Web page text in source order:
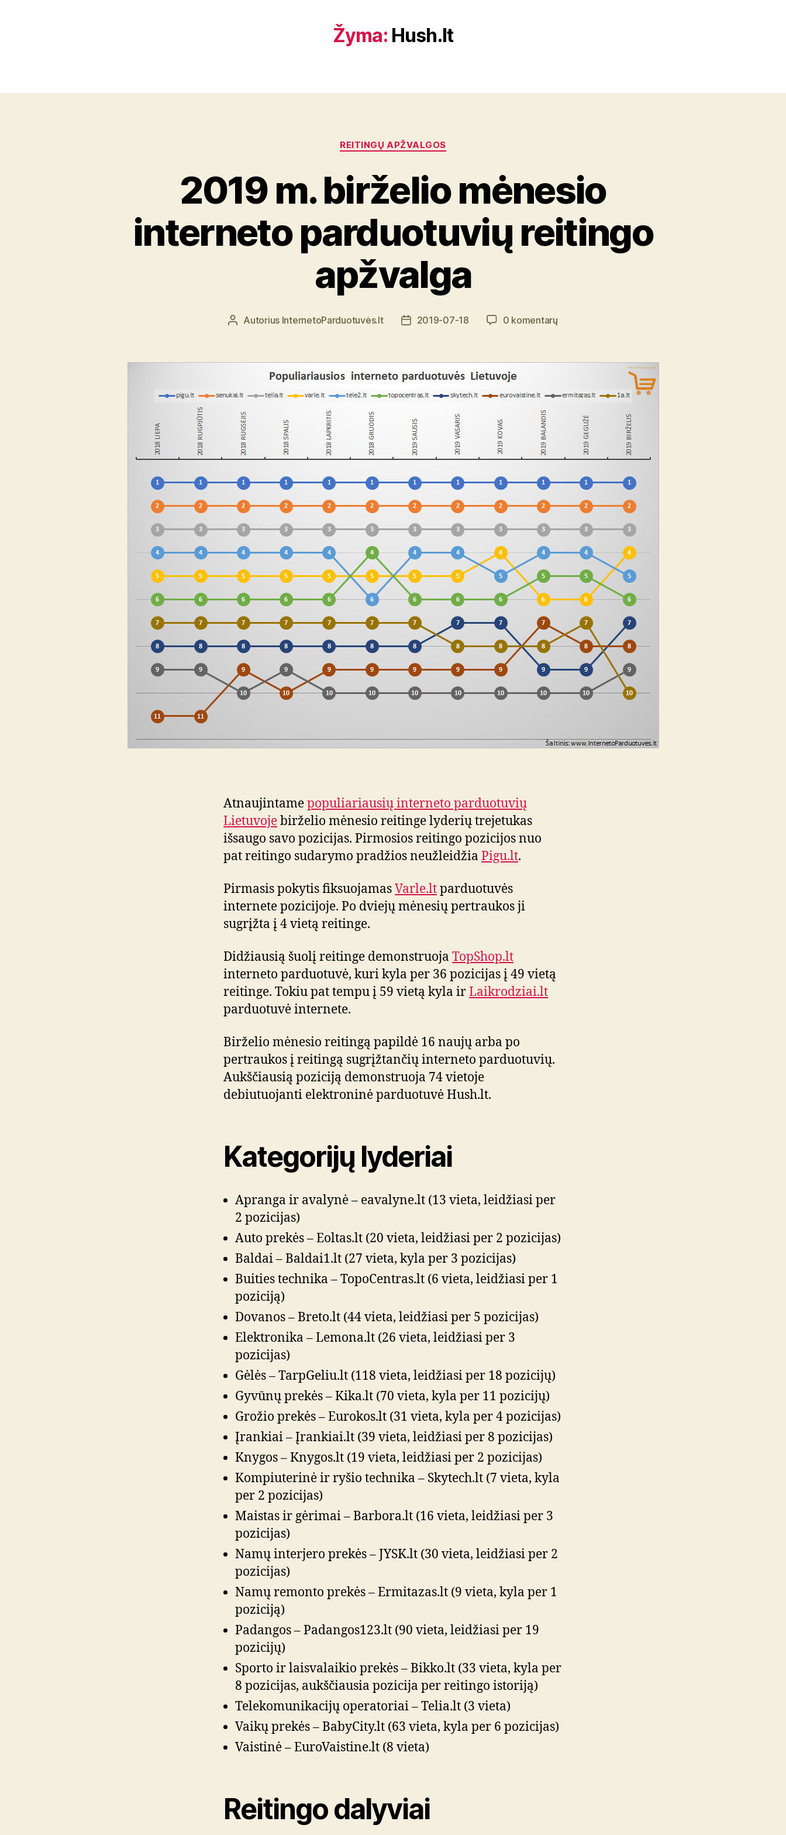
Žyma: Hush.lt
Kategorijos
REITINGŲ APŽVALGOS
2019 m. birželio mėnesio
interneto parduotuvių reitingo
apžvalga
ĮrašoAutorius InternetoParduotuvės.lt
Įrašo2019-07-18 0 komentarųįraše
birželio
reitingo
apžvalga
Atnaujintamepopuliariausių interneto parduotuvių
Lietuvojebirželio mėnesio reitinge lyderių trejetukas
išsaugo savo pozicijas. Pirmosios reitingo pozicijos nuo
pat reitingo sudarymo pradžios neužleidžia Pigu.lt.
Pirmasis pokytis fiksuojamasVarle.ltparduotuvės
internete pozicijoje. Po dviejų mėnesių pertraukos ji
sugrįžta į 4 vietą reitinge.
Didžiausią šuolį reitinge demonstruoja TopShop.lt
interneto parduotuvė, kuri kyla per 36 pozicijas į 49 vietą
reitinge. Tokiu pat tempu į 59 vietą kyla irLaikrodziai.lt
parduotuvė internete.
Birželio mėnesio reitingą papildė 16 naujų arba po
pertraukos į reitingą sugrįžtančių interneto parduotuvių.
Aukščiausią poziciją demonstruoja 74 vietoje
debiutuojanti elektroninė parduotuvė Hush.lt.
Kategorijų lyderiai
Apranga ir avalynė – eavalyne.lt (13 vieta, leidžiasi per
2 pozicijas)
Auto prekės – Eoltas.lt (20 vieta, leidžiasi per 2 pozicijas)
Baldai – Baldai1.lt (27 vieta, kyla per 3 pozicijas)
Buities technika – TopoCentras.lt (6 vieta, leidžiasi per 1
poziciją)
Dovanos – Breto.lt (44 vieta, leidžiasi per 5 pozicijas)
Elektronika – Lemona.lt (26 vieta, leidžiasi per 3
pozicijas)
Gėlės – TarpGeliu.lt (118 vieta, leidžiasi per 18 pozicijų)
Gyvūnų prekės – Kika.lt (70 vieta, kyla per 11 pozicijų)
Grožio prekės – Eurokos.lt (31 vieta, kyla per 4 pozicijas)
Įrankiai – Įrankiai.lt (39 vieta, leidžiasi per 8 pozicijas)
Knygos – Knygos.lt (19 vieta, leidžiasi per 2 pozicijas)
Kompiuterinė ir ryšio technika – Skytech.lt (7 vieta, kyla
per 2 pozicijas)
Maistas ir gėrimai – Barbora.lt (16 vieta, leidžiasi per 3
pozicijas)
Namų interjero prekės – JYSK.lt (30 vieta, leidžiasi per 2
pozicijas)
Namų remonto prekės – Ermitazas.lt (9 vieta, kyla per 1
poziciją)
Padangos – Padangos123.lt (90 vieta, leidžiasi per 19
pozicijų)
Sporto ir laisvalaikio prekės – Bikko.lt (33 vieta, kyla per
8 pozicijas, aukščiausia pozicija per reitingo istoriją)
Telekomunikacijų operatoriai – Telia.lt (3 vieta)
Vaikų prekės – BabyCity.lt (63 vieta, kyla per 6 pozicijas)
Vaistinė – EuroVaistine.lt (8 vieta)
Reitingo dalyviai